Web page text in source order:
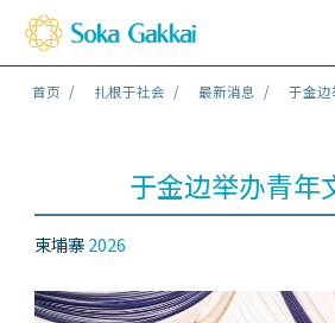
首页 扎根于社会 最新消息 于金边
于金边举办青年
柬埔寨2026